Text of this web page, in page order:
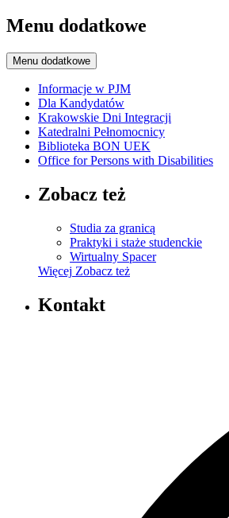
Menu dodatkowe
Menu dodatkowe
Informacje w PJM
Dla Kandydatów
Krakowskie Dni Integracji
Katedralni Pełnomocnicy
Biblioteka BON UEK
Office for Persons with Disabilities
Zobacz też
Studia za granicą
Praktyki i staże studenckie
Wirtualny Spacer
Więcej Zobacz też
Kontakt